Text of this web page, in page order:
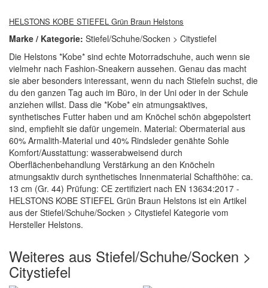
HELSTONS KOBE STIEFEL Grün Braun Helstons
Marke / Kategorie: Stiefel/Schuhe/Socken > Citystiefel
Die Helstons *Kobe* sind echte Motorradschuhe, auch wenn sie
vielmehr nach Fashion-Sneakern aussehen. Genau das macht
sie aber besonders interessant, wenn du nach Stiefeln suchst, die
du den ganzen Tag auch im Büro, in der Uni oder in der Schule
anziehen willst. Dass die *Kobe* ein atmungsaktives,
synthetisches Futter haben und am Knöchel schön abgepolstert
sind, empfiehlt sie dafür ungemein. Material: Obermaterial aus
60% Armalith-Material und 40% Rindsleder genähte Sohle
Komfort/Ausstattung: wasserabweisend durch
Oberflächenbehandlung Verstärkung an den Knöcheln
atmungsaktiv durch synthetisches Innenmaterial Schafthöhe: ca.
13 cm (Gr. 44) Prüfung: CE zertifiziert nach EN 13634:2017 -
HELSTONS KOBE STIEFEL Grün Braun Helstons ist ein Artikel
aus der Stiefel/Schuhe/Socken > Citystiefel Kategorie vom
Hersteller Helstons.
Weiteres aus Stiefel/Schuhe/Socken >
Citystiefel